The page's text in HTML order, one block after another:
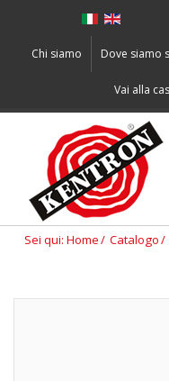
Chi siamo Dove siamo
Vai alla
Sei qui: Home Catalogo